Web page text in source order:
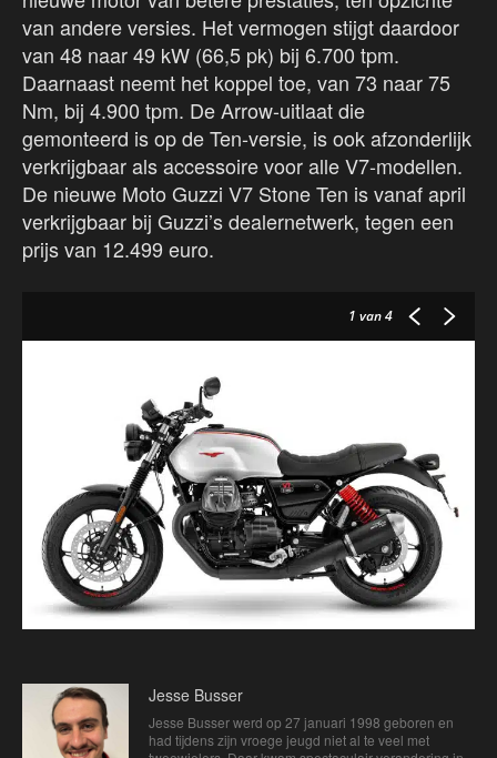
van andere versies. Het vermogen stijgt daardoor
van 48 naar 49 kW (66,5 pk) bij 6.700 tpm.
Daarnaast neemt het koppel toe, van 73 naar 75
Nm, bij 4.900 tpm. De Arrow-uitlaat die
gemonteerd is op de Ten-versie, is ook afzonderlijk
verkrijgbaar als accessoire voor alle V7-modellen.
De nieuwe Moto Guzzi V7 Stone Ten is vanaf april
verkrijgbaar bij Guzzi’s dealernetwerk, tegen een
prijs van 12.499 euro.
1 van 4
Jesse Busser
Jesse Busser werd op 27 januari 1998 geboren en
had tijdens zijn vroege jeugd niet al te veel met